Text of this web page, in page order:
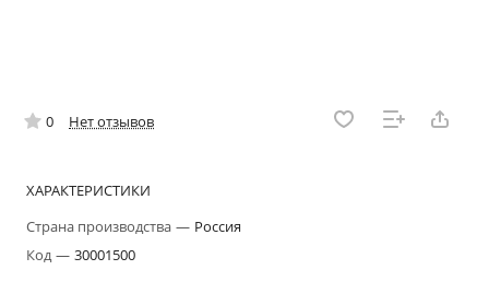
0 Нет отзывов
ХАРАКТЕРИСТИКИ
Страна производства — Россия
Код— 30001500